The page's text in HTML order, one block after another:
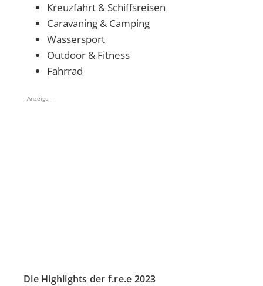
Kreuzfahrt & Schiffsreisen
Caravaning & Camping
Wassersport
Outdoor & Fitness
Fahrrad
- Anzeige -
Die Highlights der f.re.e 2023